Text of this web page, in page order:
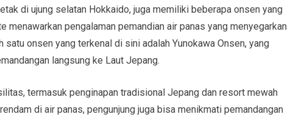
di ujung selatan Hokkaido, juga memiliki beberapa onsen yang
menawarkan pengalaman pemandian air panas yang menyegarkan
satu onsen yang terkenal di sini adalah Yunokawa Onsen, yang
langsung ke Laut Jepang.
termasuk penginapan tradisional Jepang dan resort mewah
di air panas, pengunjung juga bisa menikmati pemandangan